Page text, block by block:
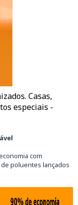
Casas,
especiais -
com
poluentes lançados